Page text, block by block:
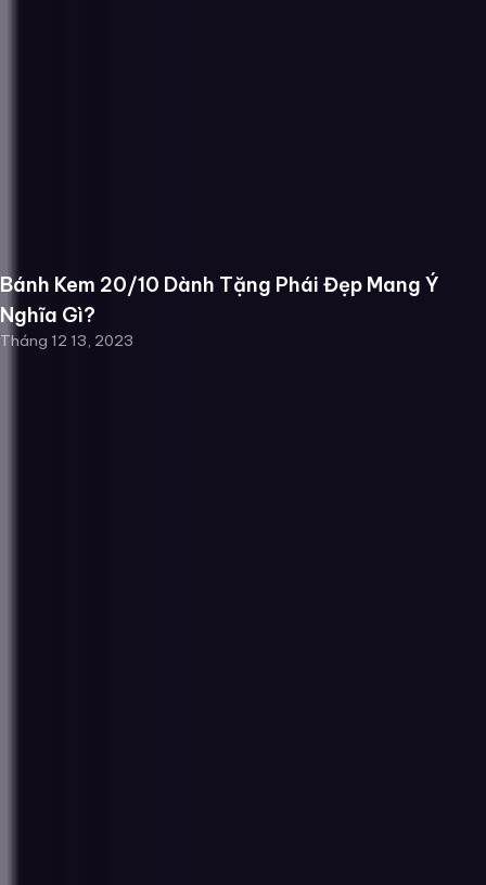
Bánh Kem 20/10 Dành Tặng Phái Đẹp Mang Ý
Nghĩa Gì?
Tháng 12 13, 2023